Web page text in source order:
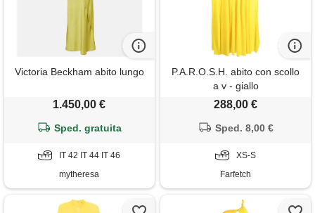
Victoria Beckham abito lungo
1.450,00 €
Sped. gratuita
IT 42 IT 44 IT 46
mytheresa
P.A.R.O.S.H. abito con scollo
a v - giallo
288,00 €
Sped. 8,00 €
XS-S
Farfetch